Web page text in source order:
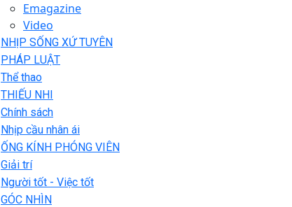
Emagazine
Video
NHỊP SỐNG XỨ TUYÊN
PHÁP LUẬT
Thể thao
THIẾU NHI
Chính sách
Nhịp cầu nhân ái
ỐNG KÍNH PHÓNG VIÊN
Giải trí
Người tốt - Việc tốt
GÓC NHÌN